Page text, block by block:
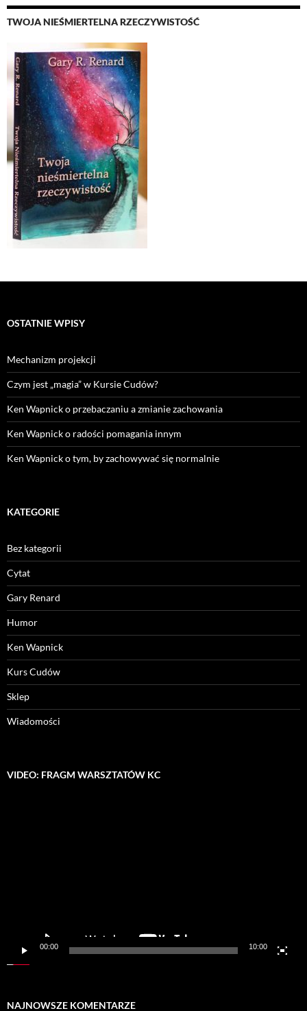
TWOJA NIEŚMIERTELNA RZECZYWISTOŚĆ
OSTATNIE WPISY
Mechanizm projekcji
Czym jest „magia” w Kursie Cudów?
Ken Wapnick o przebaczaniu a zmianie zachowania
Ken Wapnick o radości pomagania innym
Ken Wapnick o tym, by zachowywać się normalnie
KATEGORIE
Bez kategorii
Cytat
Gary Renard
Humor
Ken Wapnick
Kurs Cudów
Sklep
Wiadomości
VIDEO: FRAGM WARSZTATÓW KC
00:00 10:00
NAJNOWSZE KOMENTARZE